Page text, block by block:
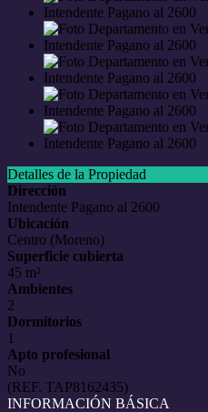
Detalles de la Propiedad
Dirección
Intendente Pagano al 2600
Ubicación
Centro (Moreno)
Superficie cubierta
45 m²
Ambientes
2
Dormitorios
1
Apto profesional
No
(REF. TAP8162435)
INFORMACIÓN BÁSICA